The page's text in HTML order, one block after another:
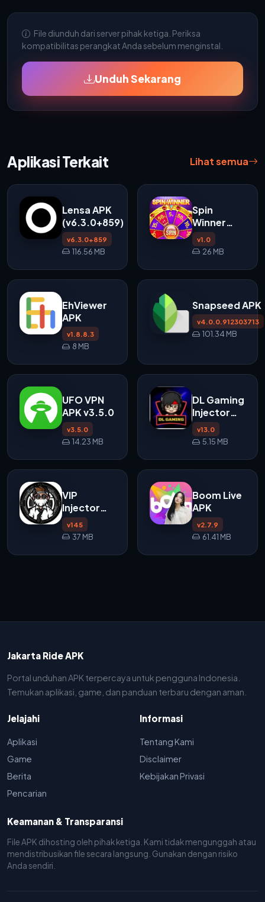
File diunduh dari server pihak ketiga. Periksa
kompatibilitas perangkat Anda sebelum menginstal.
Unduh Sekarang
Aplikasi Terkait Lihat semua
Lensa APK
(v6.3.0+859)
v6.3.0+859
116.56 MB
Spin
Winner
APK
v1.0
26 MB
EhViewer
APK
v1.8.8.3
8 MB
Snapseed APK
v4.0.0.912303713
101.34 MB
UFO VPN
APK v3.5.0
v3.5.0
14.23 MB
DL Gaming
Injector
APK
v13.0
5.15 MB
VIP
Injector
APK v145
v145
37 MB
Boom Live
APK
v2.7.9
61.41 MB
Jakarta Ride APK
Portal unduhan APK terpercaya untuk pengguna Indonesia.
Temukan aplikasi, game, dan panduan terbaru dengan aman.
Jelajahi
Aplikasi
Game
Berita
Pencarian
Informasi
Tentang Kami
Disclaimer
Kebijakan Privasi
Keamanan & Transparansi
File APK dihosting oleh pihak ketiga. Kami tidak mengunggah atau
mendistribusikan file secara langsung. Gunakan dengan risiko
Anda sendiri.